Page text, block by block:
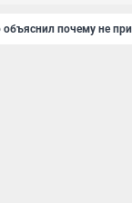
почему не